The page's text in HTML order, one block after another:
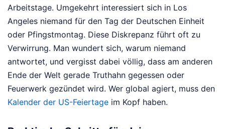
Arbeitstage. Umgekehrt interessiert sich in Los
Angeles niemand für den Tag der Deutschen Einheit
oder Pfingstmontag. Diese Diskrepanz führt oft zu
Verwirrung. Man wundert sich, warum niemand
antwortet, und vergisst dabei völlig, dass am anderen
Ende der Welt gerade Truthahn gegessen oder
Feuerwerk gezündet wird. Wer global agiert, muss den
Kalender der US-Feiertage im Kopf haben.